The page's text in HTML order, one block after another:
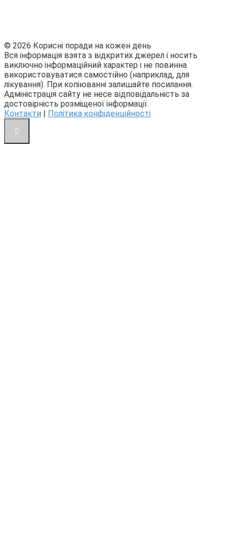
© 2026 Корисні поради на кожен день
Вся інформація взята з відкритих джерел і носить
виключно інформаційний характер і не повинна
використовуватися самостійно (наприклад, для
лікування). При копіюванні залишайте посилання.
Адміністрація сайту не несе відповідальність за
достовірність розміщеної інформації.
Контакти
Політика конфіденційності